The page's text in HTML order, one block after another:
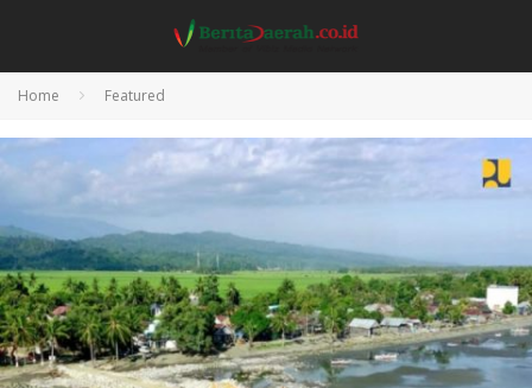
Home Featured